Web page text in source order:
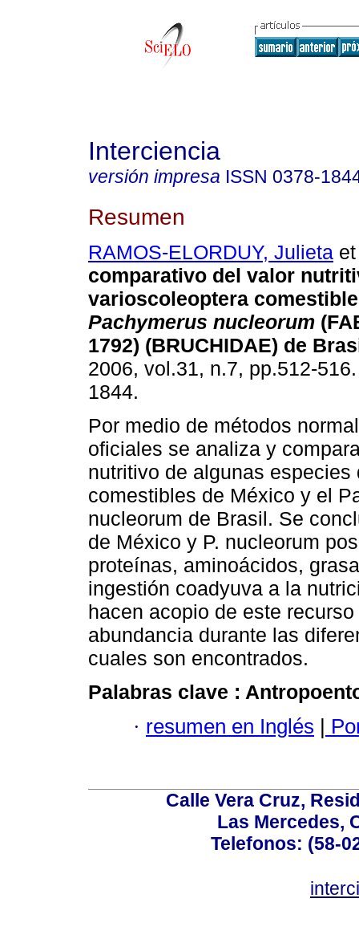
Interciencia
versión impresa ISSN 0378-
Resumen
RAMOS-ELORDUY, Julieta
comparativo del valor
varioscoleoptera
Pachymerus nucleorum
1792) (BRUCHIDAE) de
2006, vol.31, n.7, pp.512-
1844.
Por medio de métodos
oficiales se analiza y
nutritivo de algunas especies
comestibles de México y el
nucleorum de Brasil. Se
de México y P. nucleorum
proteínas, aminoácidos,
ingestión coadyuva a la
hacen acopio de este
abundancia durante las
cuales son encontrados.
Palabras clave :
· resumen en Inglés |
Calle Vera Cruz,
Las Mercedes,
Telefonos: (58-